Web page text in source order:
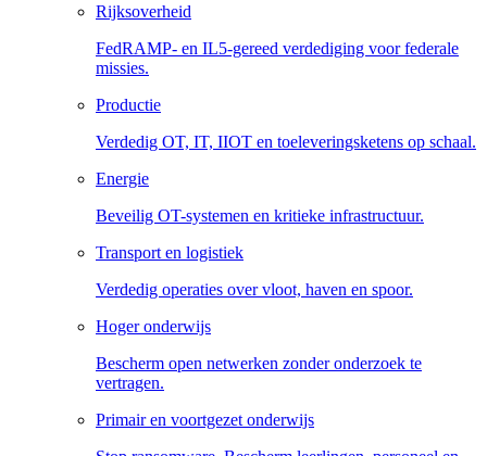
Rijksoverheid
FedRAMP- en IL5-gereed verdediging voor federale
missies.
Productie
Verdedig OT, IT, IIOT en toeleveringsketens op schaal.
Energie
Beveilig OT-systemen en kritieke infrastructuur.
Transport en logistiek
Verdedig operaties over vloot, haven en spoor.
Hoger onderwijs
Bescherm open netwerken zonder onderzoek te
vertragen.
Primair en voortgezet onderwijs